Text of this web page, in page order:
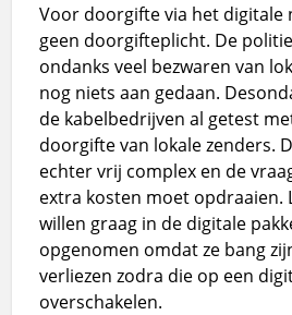
Voor doorgifte via het digitale
geen doorgifteplicht. De
ondanks veel bezwaren van
nog niets aan gedaan.
de kabelbedrijven al getest
doorgifte van lokale zenders.
echter vrij complex en de
extra kosten moet opdraaien.
willen graag in de digitale
opgenomen omdat ze bang
verliezen zodra die op een
overschakelen.